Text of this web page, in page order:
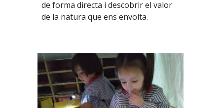
de forma directa i descobrir el valor
de la natura que ens envolta.